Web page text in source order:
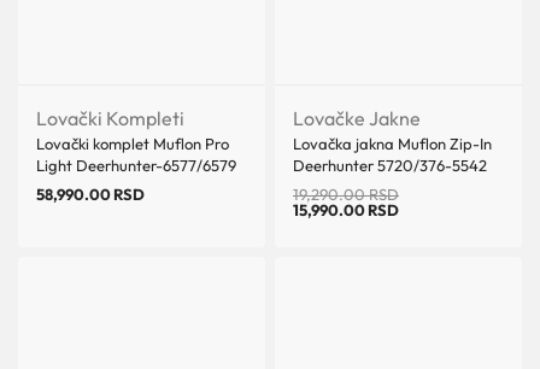
Lovački Kompleti
Lovački komplet Muflon Pro
Light Deerhunter-6577/6579
58,990.00RSD
Lovačke Jakne
Lovačka jakna Muflon Zip-In
Deerhunter 5720/376-5542
19,290.00RSD
15,990.00RSD